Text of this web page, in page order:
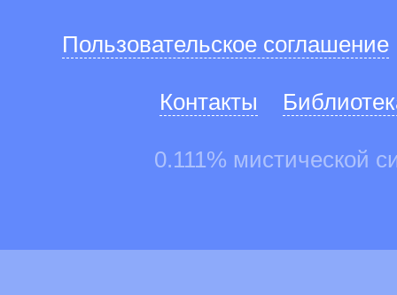
Пользовательское соглашение
Контакты
0.111% мистической